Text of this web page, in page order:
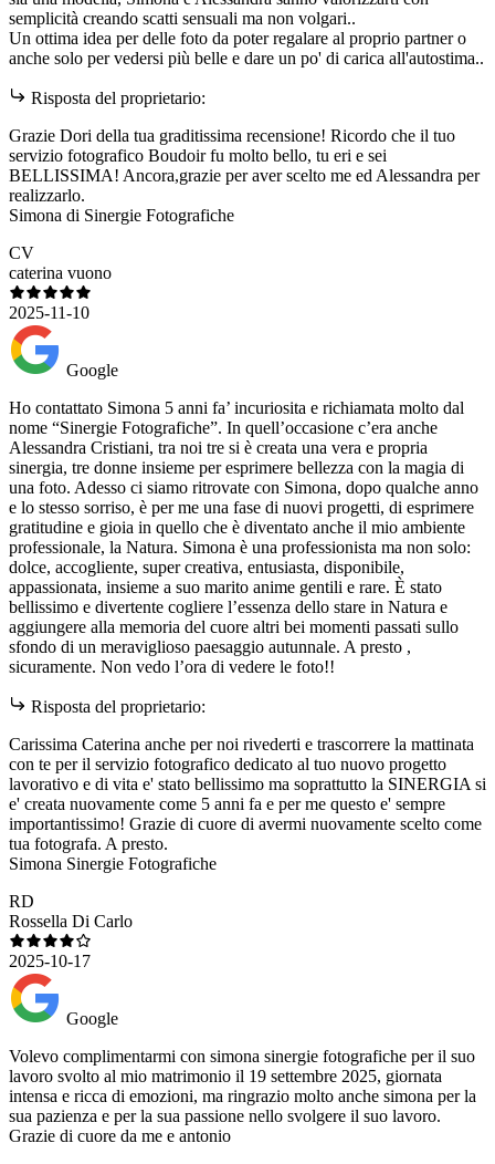
semplicità creando scatti sensuali ma non volgari..
Un ottima idea per delle foto da poter regalare al proprio partner o
anche solo per vedersi più belle e dare un po' di carica all'autostima..
Risposta del proprietario:
Grazie Dori della tua graditissima recensione! Ricordo che il tuo
servizio fotografico Boudoir fu molto bello, tu eri e sei
BELLISSIMA! Ancora,grazie per aver scelto me ed Alessandra per
realizzarlo.
Simona di Sinergie Fotografiche
CV
caterina vuono
2025-11-10
Google
Ho contattato Simona 5 anni fa’ incuriosita e richiamata molto dal
nome “Sinergie Fotografiche”. In quell’occasione c’era anche
Alessandra Cristiani, tra noi tre si è creata una vera e propria
sinergia, tre donne insieme per esprimere bellezza con la magia di
una foto. Adesso ci siamo ritrovate con Simona, dopo qualche anno
e lo stesso sorriso, è per me una fase di nuovi progetti, di esprimere
gratitudine e gioia in quello che è diventato anche il mio ambiente
professionale, la Natura. Simona è una professionista ma non solo:
dolce, accogliente, super creativa, entusiasta, disponibile,
appassionata, insieme a suo marito anime gentili e rare. È stato
bellissimo e divertente cogliere l’essenza dello stare in Natura e
aggiungere alla memoria del cuore altri bei momenti passati sullo
sfondo di un meraviglioso paesaggio autunnale. A presto ,
sicuramente. Non vedo l’ora di vedere le foto!!
Risposta del proprietario:
Carissima Caterina anche per noi rivederti e trascorrere la mattinata
con te per il servizio fotografico dedicato al tuo nuovo progetto
lavorativo e di vita e' stato bellissimo ma soprattutto la SINERGIA si
e' creata nuovamente come 5 anni fa e per me questo e' sempre
importantissimo! Grazie di cuore di avermi nuovamente scelto come
tua fotografa. A presto.
Simona Sinergie Fotografiche
RD
Rossella Di Carlo
2025-10-17
Google
Volevo complimentarmi con simona sinergie fotografiche per il suo
lavoro svolto al mio matrimonio il 19 settembre 2025, giornata
intensa e ricca di emozioni, ma ringrazio molto anche simona per la
sua pazienza e per la sua passione nello svolgere il suo lavoro.
Grazie di cuore da me e antonio